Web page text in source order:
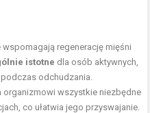
regenerację mięśni
istotne dla osób aktywnych,
odchudzania.
organizmowi wszystkie niezbędne
co ułatwia jego przyswajanie.